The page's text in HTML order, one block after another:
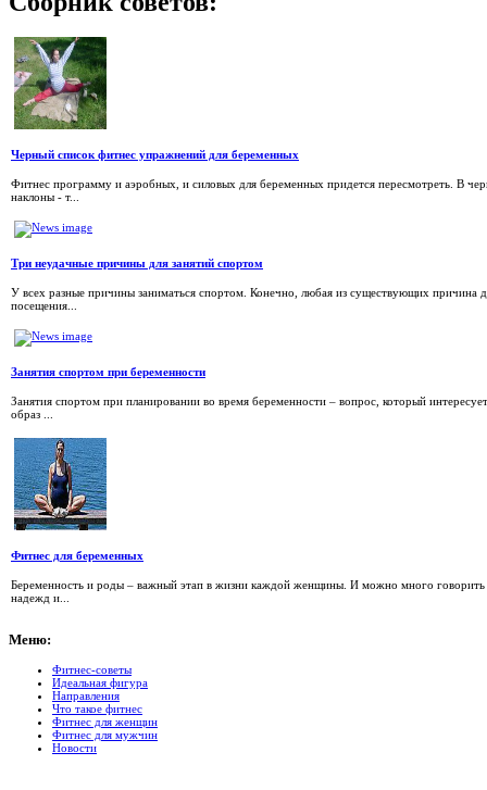
Черный список фитнес упражнений для беременных
Фитнес программу и аэробных, и силовых для беременных придется пересмотреть. В
наклоны - т...
Три неудачные причины для занятий спортом
У всех разные причины заниматься спортом. Конечно, любая из существующих причина
посещения...
Занятия спортом при беременности
Занятия спортом при планировании во время беременности – вопрос, который
образ ...
Фитнес для беременных
Беременность и роды – важный этап в жизни каждой женщины. И можно много говорить
надежд и...
Меню:
Фитнес-советы
Идеальная фигура
Направления
Что такое фитнес
Фитнес для женщин
Фитнес для мужчин
Новости